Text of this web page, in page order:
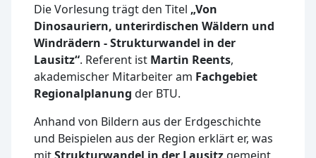
Die Vorlesung trägt den Titel „Von
Dinosauriern, unterirdischen Wäldern und
Windrädern - Strukturwandel in der
Lausitz“. Referent ist Martin Reents,
akademischer Mitarbeiter am Fachgebiet
Regionalplanung der BTU.
Anhand von Bildern aus der Erdgeschichte
und Beispielen aus der Region erklärt er, was